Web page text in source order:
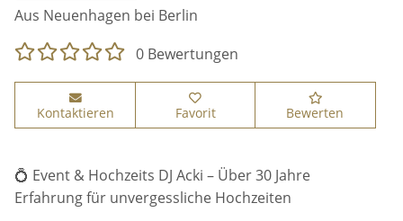
Aus Neuenhagen bei Berlin
0 Bewertungen
Kontaktieren Favorit Bewerten
💍 Event & Hochzeits DJ Acki – Über 30 Jahre
Erfahrung für unvergessliche Hochzeiten